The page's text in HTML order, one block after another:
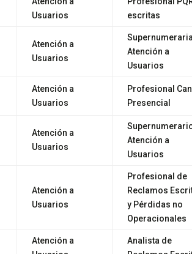
Usuarios
escritas
Atención a
Usuarios
Atención a
Usuarios
Atención a
Usuarios
Profesional
Presencial
Atención a
Usuarios
Atención a
Usuarios
Atención a
Usuarios
Profesional de
Reclamos
y Pérdidas no
Operacionales
Atención a
Analista de